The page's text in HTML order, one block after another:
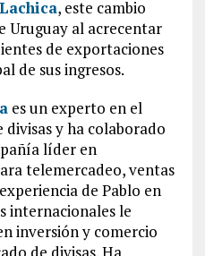
, este cambio
Uruguay al acrecentar
de exportaciones
de sus ingresos.
es un experto en el
y ha colaborado
líder en
telemercadeo, ventas
de Pablo en
internacionales le
inversión y comercio